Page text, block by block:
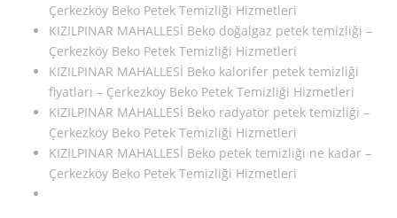
Çerkezköy Beko Petek Temizliği Hizmetleri
KIZILPINAR MAHALLESİ Beko doğalgaz petek temizliği –
Çerkezköy Beko Petek Temizliği Hizmetleri
KIZILPINAR MAHALLESİ Beko kalorifer petek temizliği
fiyatları – Çerkezköy Beko Petek Temizliği Hizmetleri
KIZILPINAR MAHALLESİ Beko radyatör petek temizliği –
Çerkezköy Beko Petek Temizliği Hizmetleri
KIZILPINAR MAHALLESİ Beko petek temizliği ne kadar –
Çerkezköy Beko Petek Temizliği Hizmetleri